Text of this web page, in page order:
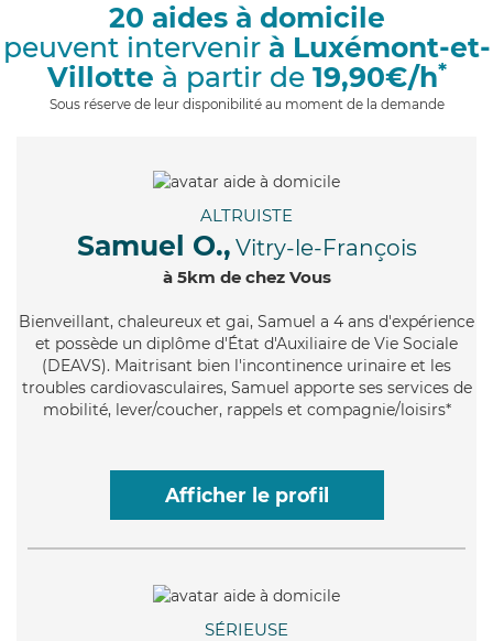
i
20 aides à domicile
peuvent intervenir à Luxémont-et-
Villotte à partir de 19,90€/h*
Sous réserve de leur disponibilité au moment de la demande
ALTRUISTE
Samuel O., Vitry-le-François
à 5km de chez Vous
Bienveillant, chaleureux et gai, Samuel a 4 ans d'expérience
et possède un diplôme d'État d'Auxiliaire de Vie Sociale
(DEAVS). Maitrisant bien l'incontinence urinaire et les
troubles cardiovasculaires, Samuel apporte ses services de
mobilité, lever/coucher, rappels et compagnie/loisirs*
Afficher le profil
SÉRIEUSE